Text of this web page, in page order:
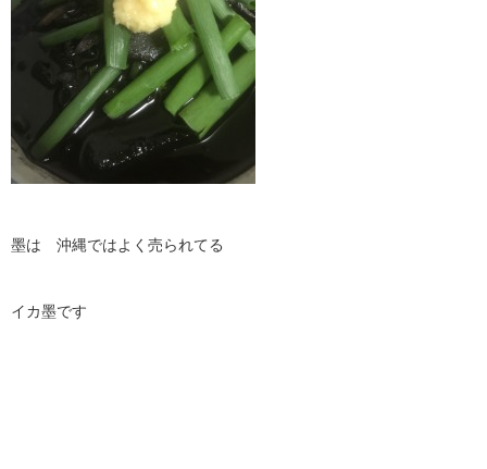
墨は 沖縄ではよく売られてる
イカ墨です